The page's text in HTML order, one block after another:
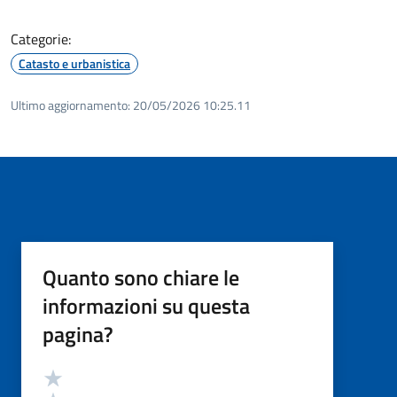
Categorie:
Catasto e urbanistica
Ultimo aggiornamento: 20/05/2026 10:25.11
Quanto sono chiare le
informazioni su questa
pagina?
Valutazione